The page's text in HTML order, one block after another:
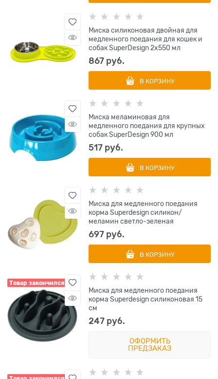
Миска силиконовая двойная для
медленного поедания для кошек и
собак SuperDesign 2х550 мл
867 руб.
В КОРЗИНУ
Миска меламиновая для
медленного поедания для крупных
собак SuperDesign 900 мл
517 руб.
В КОРЗИНУ
Миска для медленного поедания
корма Superdesign силикон/
меламин светло-зеленая
697 руб.
В КОРЗИНУ
Товар закончился
Миска для медленного поедания
корма Superdesign силиконовая 15
см
247 руб.
ОФОРМИТЬ
ПРЕДЗАКАЗ